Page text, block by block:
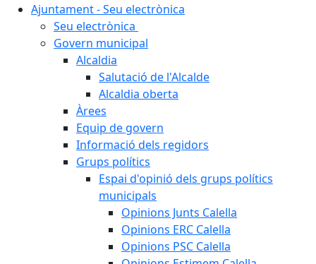
Ajuntament - Seu electrònica
Seu electrònica
Govern municipal
Alcaldia
Salutació de l'Alcalde
Alcaldia oberta
Àrees
Equip de govern
Informació dels regidors
Grups polítics
Espai d'opinió dels grups polítics
municipals
Opinions Junts Calella
Opinions ERC Calella
Opinions PSC Calella